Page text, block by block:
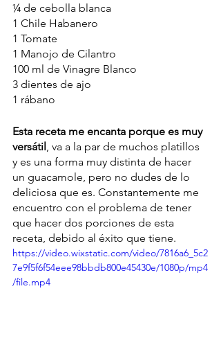
¼ de cebolla blanca
1 Chile Habanero
1 Tomate
1 Manojo de Cilantro
100 ml de Vinagre Blanco
3 dientes de ajo
1 rábano
Esta receta me encanta porque es muy
versátil , va a la par de muchos platillos
y es una forma muy distinta de hacer
un guacamole, pero no dudes de lo
deliciosa que es. Constantemente me
encuentro con el problema de tener
que hacer dos porciones de esta
receta, debido al éxito que tiene.
https://video.wixstatic.com/video/7816a6_5c2
7e9f5f6f54eee98bbdb800e45430e/1080p/mp4
/file.mp4